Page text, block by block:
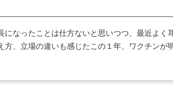
なったことは仕方ないと思いつつ、最近よく
方、立場の違いも感じたこの１年、ワクチン